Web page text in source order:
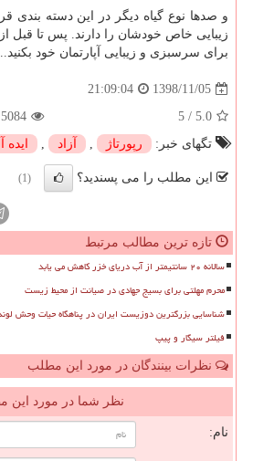
و صدها نوع گیاه دیگر در این دسته بندی
زیبایی خاص خودشان را دارند. پس تا قبل
برای سرسبزی و زیبایی آپارتمان خود بکنید...
1398/11/05
21:09:04
5.0
/
5
5084
تگهای خبر:
رپورتاژ , آزاد , ایده
این مطلب را می پسندید؟ (1)
تازه ترین مطالب مرتبط
سالانه ۲۰ سانتیمتر از آب دریای خزر کاهش می یابد
محرم مهلتی برای بسیج جهادی در صیانت از محیط زیست
شناسایی بزرگترین دوزیست ایران در پناهگاه حیات وحش
فیلتر سیگار و پیپ
نظرات بینندگان در مورد این مطلب
نظر شما در مورد این
نام: